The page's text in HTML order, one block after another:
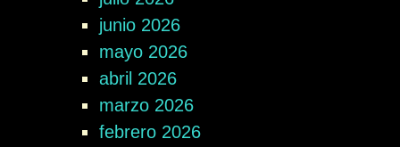
junio 2026
mayo 2026
abril 2026
marzo 2026
febrero 2026